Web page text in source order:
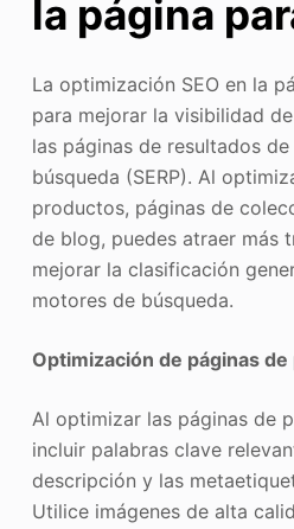
la página
La optimización SEO en la
para mejorar la visibilidad
las páginas de resultados
búsqueda (SERP). Al
productos, páginas de
de blog, puedes atraer más
mejorar la clasificación
motores de búsqueda.
Optimización de páginas
Al optimizar las páginas de
incluir palabras clave
descripción y las
Utilice imágenes de alta